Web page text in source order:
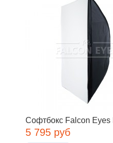
Софтбокс Falcon Eyes
5 795 руб